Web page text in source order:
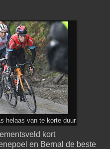
helaas van te korte duur
kort
en Bernal de beste